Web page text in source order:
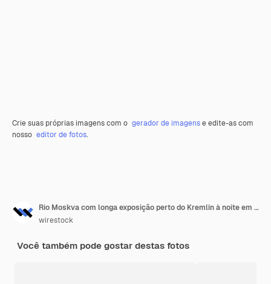
Crie suas próprias imagens com o gerador de imagense edite-as com
nosso editor de fotos.
Rio Moskva com longa exposição perto do Kremlin à noite em Moscou, Rússia
wirestock
Você também pode gostar destas fotos